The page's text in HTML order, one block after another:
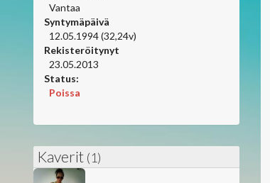
Vantaa
Syntymäpäivä
12.05.1994 (32,24v)
Rekisteröitynyt
23.05.2013
Status:
Poissa
Kaverit (1)